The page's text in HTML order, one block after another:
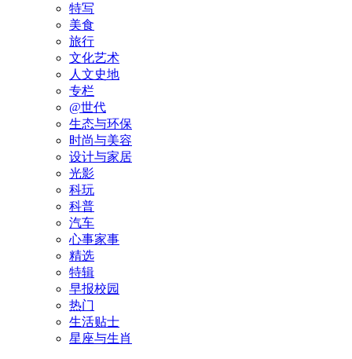
特写
美食
旅行
文化艺术
人文史地
专栏
@世代
生态与环保
时尚与美容
设计与家居
光影
科玩
科普
汽车
心事家事
精选
特辑
早报校园
热门
生活贴士
星座与生肖